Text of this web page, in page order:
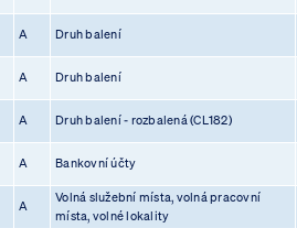
A Druh balení
A Druh balení
A Druh balení - rozbalená (CL182)
A Bankovní účty
A
Volná služební místa, volná pracovní
místa, volné lokality